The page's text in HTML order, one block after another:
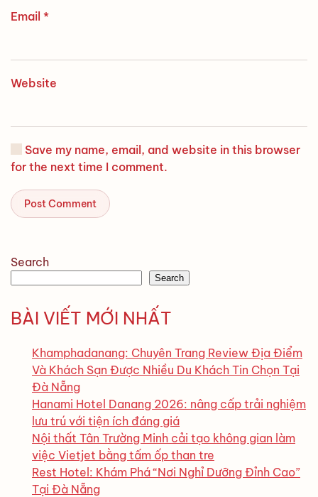
Email *
Website
Save my name, email, and website in this browser
for the next time I comment.
Post Comment
Search
Search
BÀI VIẾT MỚI NHẤT
Khamphadanang: Chuyên Trang Review Địa Điểm
Và Khách Sạn Được Nhiều Du Khách Tin Chọn Tại
Đà Nẵng
Hanami Hotel Danang 2026: nâng cấp trải nghiệm
lưu trú với tiện ích đáng giá
Nội thất Tân Trường Minh cải tạo không gian làm
việc Vietjet bằng tấm ốp than tre
Rest Hotel: Khám Phá “Nơi Nghỉ Dưỡng Đỉnh Cao”
Tại Đà Nẵng